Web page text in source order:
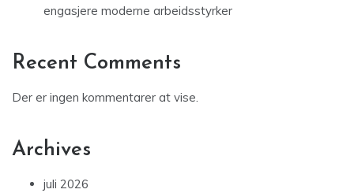
engasjere moderne arbeidsstyrker
Recent Comments
Der er ingen kommentarer at vise.
Archives
juli 2026